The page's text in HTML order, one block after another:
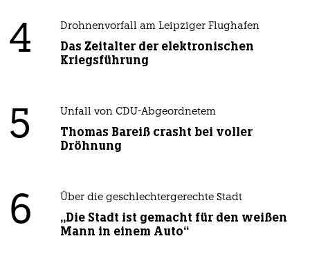
4 Drohnenvorfall am Leipziger Flughafen
Das Zeitalter der elektronischen
Kriegsführung
5 Unfall von CDU-Abgeordnetem
Thomas Bareiß crasht bei voller
Dröhnung
6 Über die geschlechtergerechte Stadt
„Die Stadt ist gemacht für den weißen
Mann in einem Auto“